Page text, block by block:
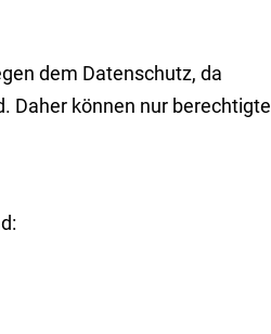
dem Datenschutz, da
Daher können nur berechtigte